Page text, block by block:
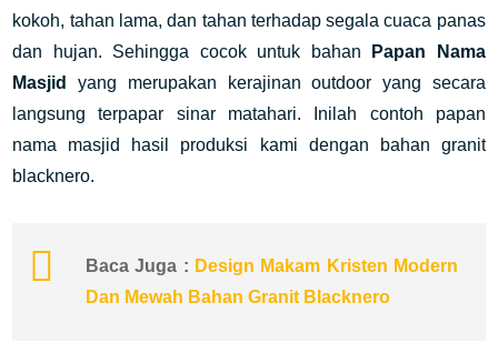
kokoh, tahan lama, dan tahan terhadap segala cuaca panas
dan hujan. Sehingga cocok untuk bahan
Papan Nama
Masjid yang merupakan kerajinan outdoor yang secara
langsung terpapar sinar matahari. Inilah contoh papan
nama masjid hasil produksi kami dengan bahan granit
blacknero.
Baca Juga : Design Makam Kristen Modern
Dan Mewah Bahan Granit Blacknero